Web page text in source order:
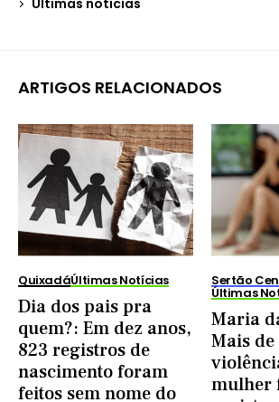
ARTIGOS RELACIONADOS
QuixadáÚltimas Notícias
Dia dos pais pra
quem?: Em dez anos,
823 registros de
nascimento foram
feitos sem nome do
Sertão
Últimas
Maria
Mais de
mulher